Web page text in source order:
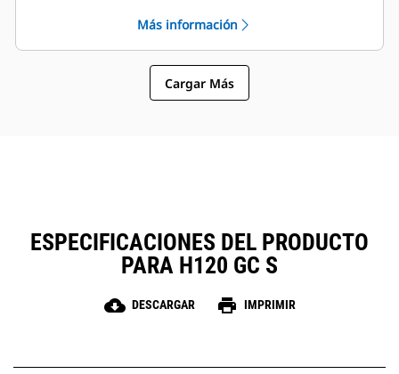
terreno, lo cual ayuda a reducir el
tiempo de servicio.
Compruebe la carga de gas del
martillo sin retirarlo de la
máquina.
Más información
Cargar Más
ESPECIFICACIONES DEL PRODUCTO
PARA H120 GC S
cloud_download DESCARGAR print IMPRIMIR